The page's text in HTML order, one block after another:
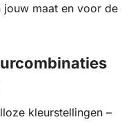
maat en voor de
kleurstellingen –